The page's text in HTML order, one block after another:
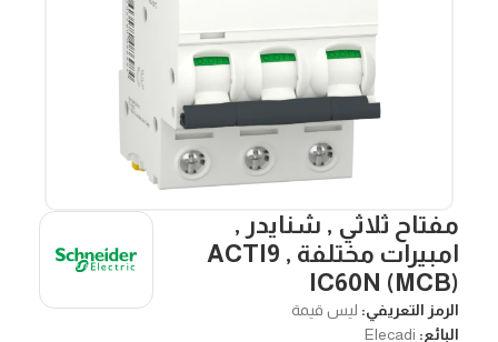
مفتاح ثلاثي , شنايدر ,
امبيرات مختلفة , ACTI9
IC60N (MCB)
الرمز التعريفي: ليس قيمة
البائع: Elecadi